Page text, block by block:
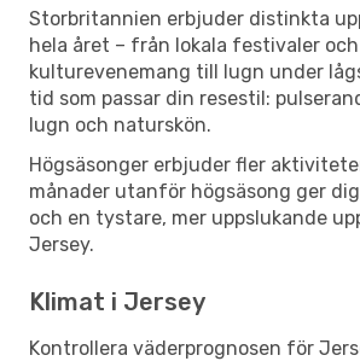
Storbritannien erbjuder distinkta
hela året – från lokala festivaler och
kulturevenemang till lugn under
tid som passar din resestil:
lugn och naturskön.
Högsäsonger erbjuder fler
månader utanför högsäsong ger
och en tystare, mer uppslukande
Jersey.
Klimat i Jersey
Kontrollera väderprognosen för